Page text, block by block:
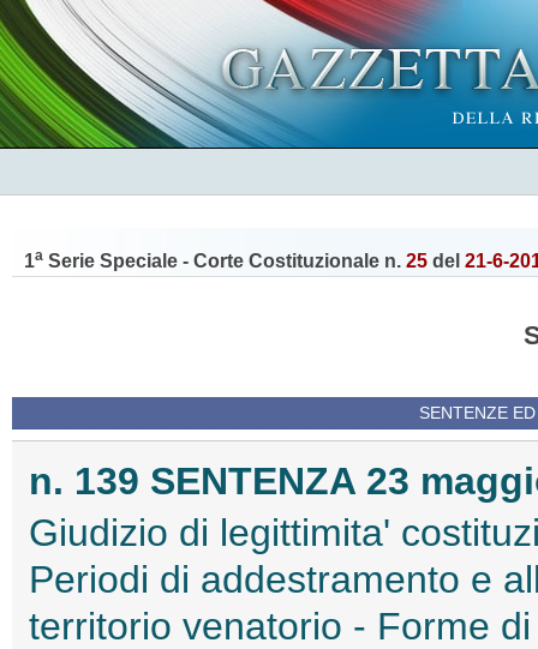
1a Serie Speciale - Corte Costituzionale n. 25 del 21-6-
SENTENZE
n. 139 SENTENZA 23
Giudizio di legittimita'
Periodi di addestramento e
territorio venatorio - Forme